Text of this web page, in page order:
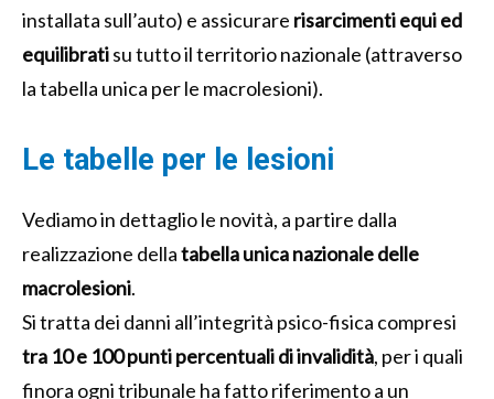
installata sull’auto) e assicurare risarcimenti equi ed
equilibratisu tutto il territorio nazionale (attraverso
la tabella unica per le macrolesioni).
Le tabelle per le lesioni
Vediamo in dettaglio le novità, a partire dalla
realizzazione dellatabella unica nazionale delle
macrolesioni.
Si tratta dei danni all’integrità psico-fisica compresi
tra 10 e 100 punti percentuali di invalidità, per i quali
finora ogni tribunale ha fatto riferimento a un